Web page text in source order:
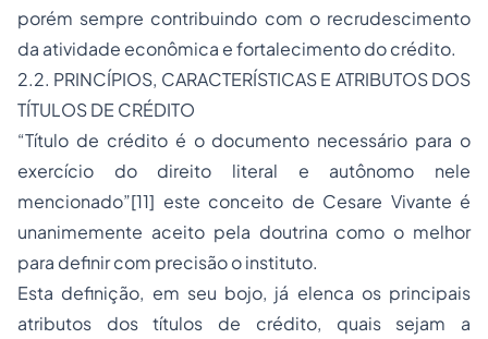
porém sempre contribuindo com o recrudescimento
da atividade econômica e fortalecimento do crédito.
2.2. PRINCÍPIOS, CARACTERÍSTICAS E ATRIBUTOS DOS
TÍTULOS DE CRÉDITO
“Título de crédito é o documento necessário para o
exercício do direito literal e autônomo nele
mencionado”[11] este conceito de Cesare Vivante é
unanimemente aceito pela doutrina como o melhor
para definir com precisão o instituto.
Esta definição, em seu bojo, já elenca os principais
atributos dos títulos de crédito, quais sejam a